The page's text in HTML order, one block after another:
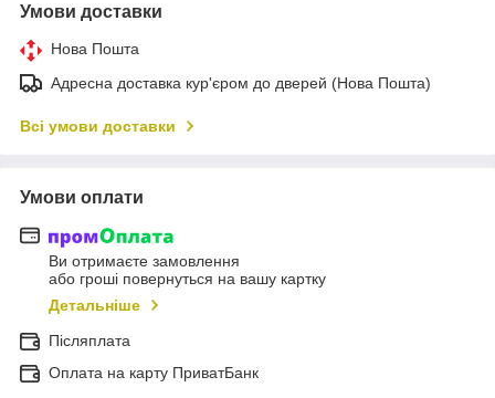
Умови доставки
Нова Пошта
Адресна доставка кур'єром до дверей (Нова Пошта)
Всі умови доставки
Умови оплати
Ви отримаєте замовлення
або гроші повернуться на вашу картку
Детальніше
Післяплата
Оплата на карту ПриватБанк